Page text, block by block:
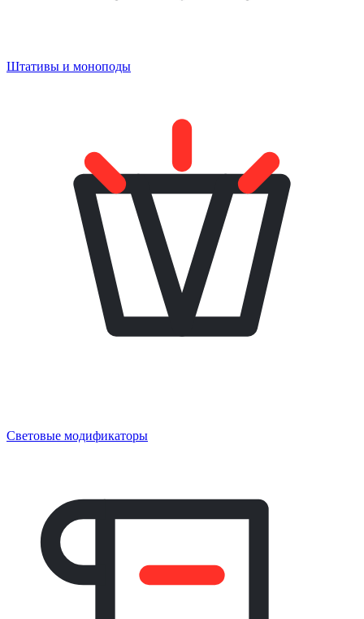
Штативы и моноподы
Световые модификаторы